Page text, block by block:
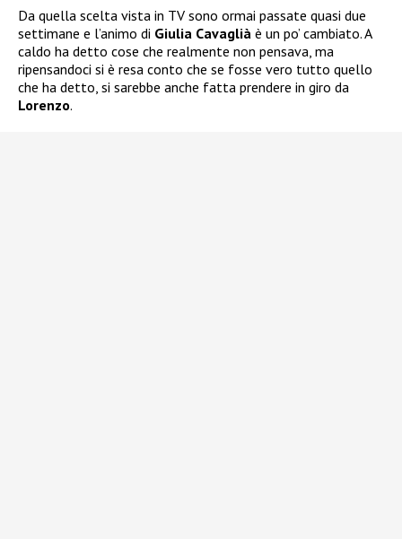
Da quella scelta vista in TV sono ormai passate quasi due
settimane e l’animo di Giulia Cavaglià è un po’ cambiato. A
caldo ha detto cose che realmente non pensava, ma
ripensandoci si è resa conto che se fosse vero tutto quello
che ha detto, si sarebbe anche fatta prendere in giro da
Lorenzo.